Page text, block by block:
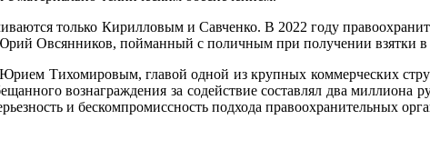
только Кирилловым и Савченко. В 2022 году
Овсянников, пойманный с поличным при получении взятки в
Тихомировым, главой одной из крупных коммерческих
вознаграждения за содействие составлял два
и бескомпромиссность подхода правоохранительных